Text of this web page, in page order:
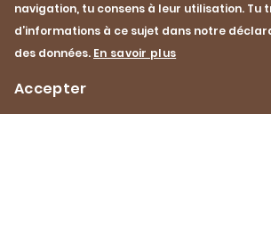
navigation, tu consens à leur utilisation. Tu
d’informations à ce sujet dans notre
des données. En savoir plus
Accepter
Petits burgers de tomates
40 min Facile